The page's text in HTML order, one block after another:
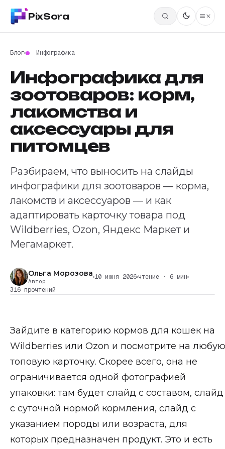
PixSora
Блог Инфографика
Инфографика для
зоотоваров: корм,
лакомства и
аксессуары для
питомцев
Разбираем, что выносить на слайды
инфографики для зоотоваров — корма,
лакомств и аксессуаров — и как
адаптировать карточку товара под
Wildberries, Ozon, Яндекс Маркет и
Мегамаркет.
Ольга Морозова
Автор
10 июня 2026 чтение · 6 мин
316 прочтений
Зайдите в категорию кормов для кошек на
Wildberries или Ozon и посмотрите на любую
топовую карточку. Скорее всего, она не
ограничивается одной фотографией
упаковки: там будет слайд с составом, слайд
с суточной нормой кормления, слайд с
указанием породы или возраста, для
которых предназначен продукт. Это и есть